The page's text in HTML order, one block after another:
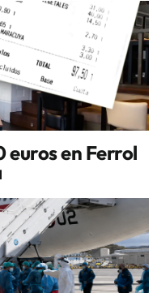
euros en Ferrol